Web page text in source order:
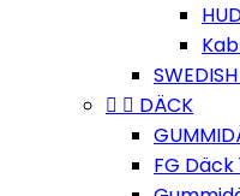
  DÄCK
FG Däck